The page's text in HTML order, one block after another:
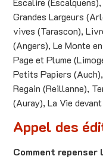
Grandes Largeurs
vives (Tarascon),
(Angers), Le Monte
Page et Plume
Petits Papiers
Regain (Reillanne),
(Auray), La Vie
Appel des
Comment repenser